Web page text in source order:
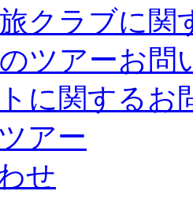
クラブに関
ツアーお問
に関するお
アー
せ